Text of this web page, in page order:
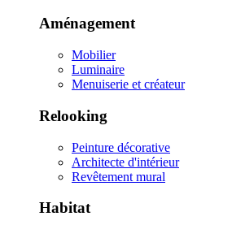
Aménagement
Mobilier
Luminaire
Menuiserie et créateur
Relooking
Peinture décorative
Architecte d'intérieur
Revêtement mural
Habitat